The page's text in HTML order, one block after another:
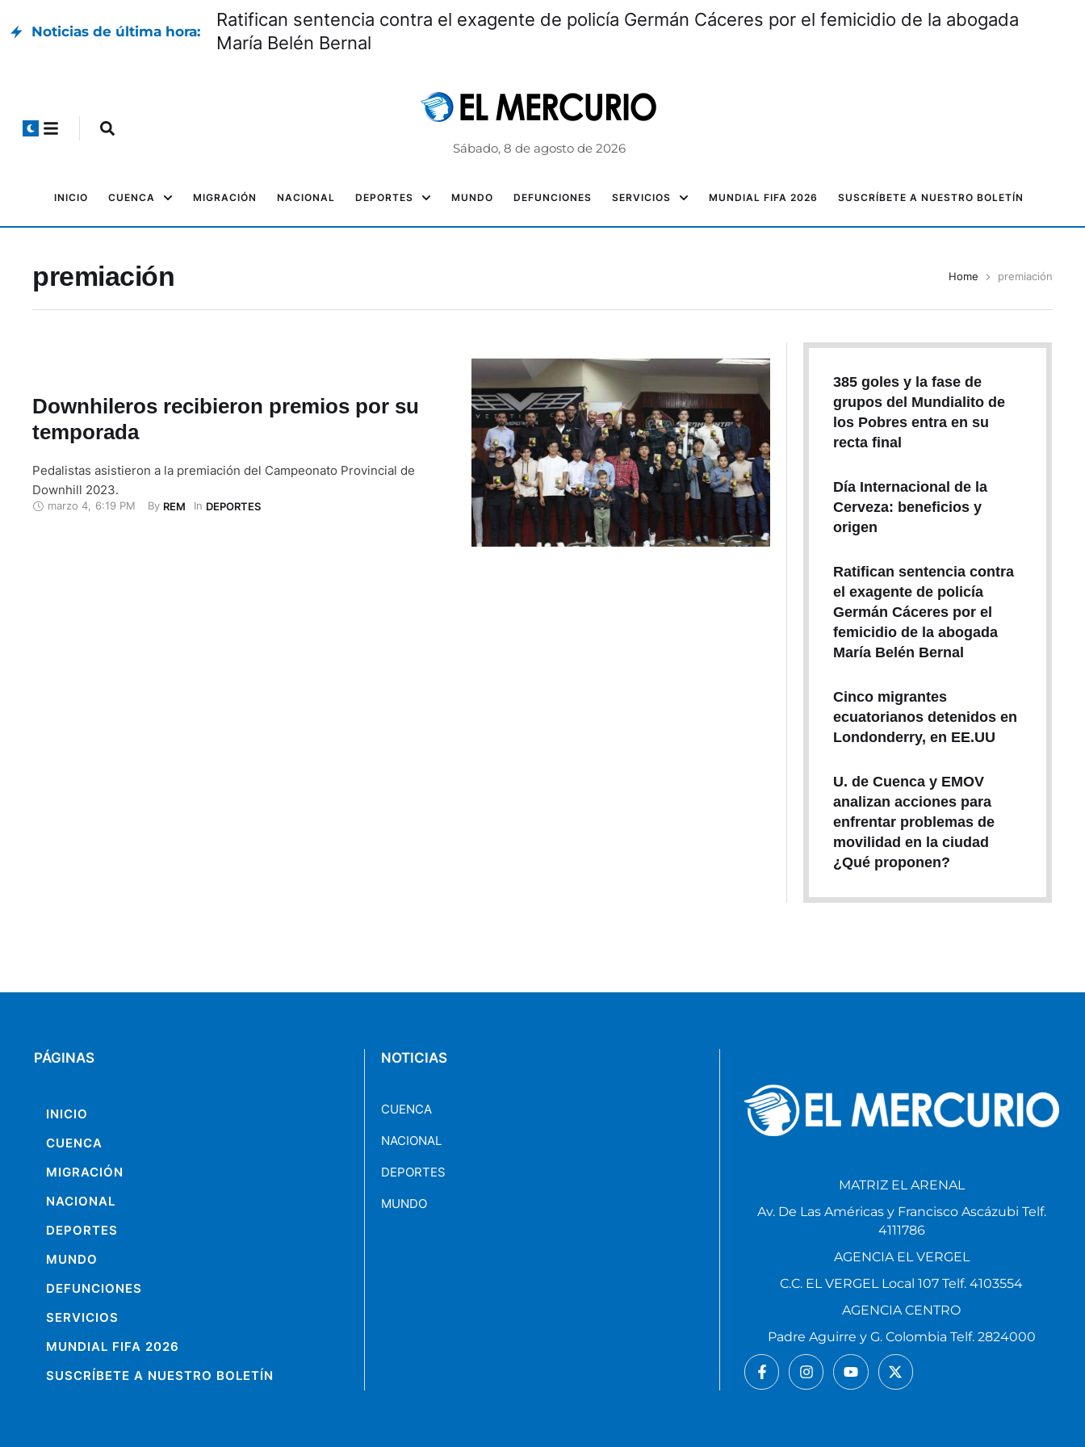
Noticias de última hora:
Ratifican sentencia contra el exagente de policía Germán Cáceres por el femicidio de la abogada
María Belén Bernal
Sábado, 8 de agosto de 2026
INICIO CUENCA MIGRACIÓN NACIONAL DEPORTES MUNDO DEFUNCIONES SERVICIOS MUNDIAL FIFA 2026 SUSCRÍBETE A NUESTRO BOLETÍN
premiación Home premiación
Downhileros recibieron premios por su
temporada
Pedalistas asistieron a la premiación del Campeonato Provincial de
Downhill 2023.
marzo 4 6:19 PM By REM In DEPORTES
385 goles y la fase de
grupos del Mundialito de
los Pobres entra en su
recta final
Día Internacional de la
Cerveza: beneficios y
origen
Ratifican sentencia contra
el exagente de policía
Germán Cáceres por el
femicidio de la abogada
María Belén Bernal
Cinco migrantes
ecuatorianos detenidos en
Londonderry, en EE.UU
U. de Cuenca y EMOV
analizan acciones para
enfrentar problemas de
movilidad en la ciudad
¿Qué proponen?
PÁGINAS
INICIO
CUENCA
MIGRACIÓN
NACIONAL
DEPORTES
MUNDO
DEFUNCIONES
SERVICIOS
MUNDIAL FIFA 2026
SUSCRÍBETE A NUESTRO BOLETÍN
NOTICIAS
CUENCA
NACIONAL
DEPORTES
MUNDO
MATRIZ EL ARENAL
Av. De Las Américas y Francisco Ascázubi Telf.
4111786
AGENCIA EL VERGEL
C.C. EL VERGEL Local 107 Telf. 4103554
AGENCIA CENTRO
Padre Aguirre y G. Colombia Telf. 2824000